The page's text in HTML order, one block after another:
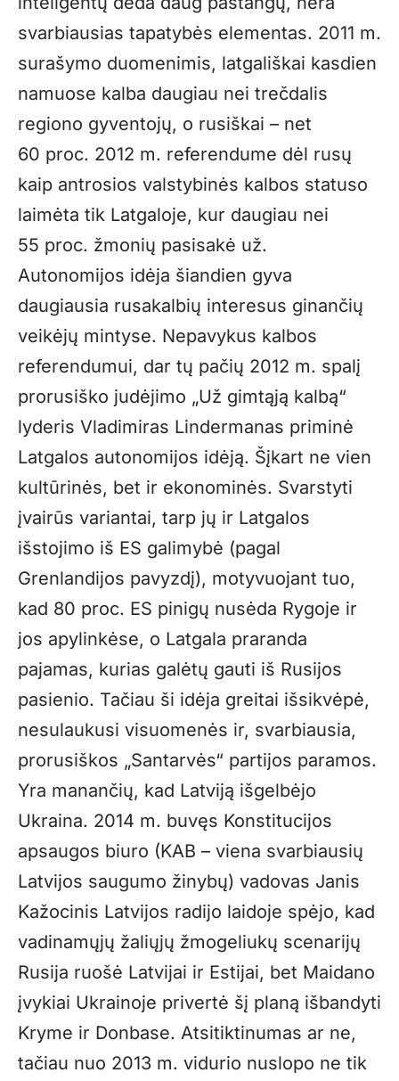
svarbiausias tapatybės elementas. 2011 m.
surašymo duomenimis, latgališkai kasdien
namuose kalba daugiau nei trečdalis
regiono gyventojų, o rusiškai – net
60 proc. 2012 m. referendume dėl rusų
kaip antrosios valstybinės kalbos statuso
laimėta tik Latgaloje, kur daugiau nei
55 proc. žmonių pasisakė už.
Autonomijos idėja šiandien gyva
daugiausia rusakalbių interesus ginančių
veikėjų mintyse. Nepavykus kalbos
referendumui, dar tų pačių 2012 m. spalį
prorusiško judėjimo „Už gimtąją kalbą“
lyderis Vladimiras Lindermanas priminė
Latgalos autonomijos idėją. Šįkart ne vien
kultūrinės, bet ir ekonominės. Svarstyti
įvairūs variantai, tarp jų ir Latgalos
išstojimo iš ES galimybė (pagal
Grenlandijos pavyzdį), motyvuojant tuo,
kad 80 proc. ES pinigų nusėda Rygoje ir
jos apylinkėse, o Latgala praranda
pajamas, kurias galėtų gauti iš Rusijos
pasienio. Tačiau ši idėja greitai išsikvėpė,
nesulaukusi visuomenės ir, svarbiausia,
prorusiškos „Santarvės“ partijos paramos.
Yra manančių, kad Latviją išgelbėjo
Ukraina. 2014 m. buvęs Konstitucijos
apsaugos biuro (KAB – viena svarbiausių
Latvijos saugumo žinybų) vadovas Janis
Kažocinis Latvijos radijo laidoje spėjo, kad
vadinamųjų žaliųjų žmogeliukų scenarijų
Rusija ruošė Latvijai ir Estijai, bet Maidano
įvykiai Ukrainoje privertė šį planą išbandyti
Kryme ir Donbase. Atsitiktinumas ar ne,
tačiau nuo 2013 m. vidurio nuslopo ne tik